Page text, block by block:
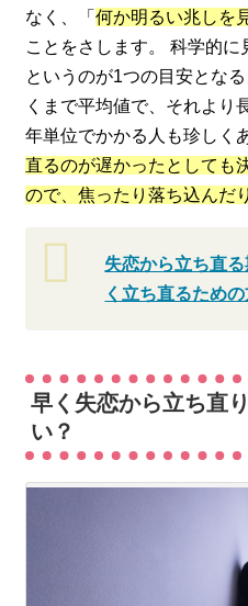
なく、「何か明るい兆しを
ことをさします。 科学的
というのが1つの目安とな
くまで平均値で、それより
年単位でかかる人も珍しく
直るのが遅かったとしても
ので、焦ったり落ち込んだ
失恋から立ち直
く立ち直るため
早く失恋から立ち直
い？